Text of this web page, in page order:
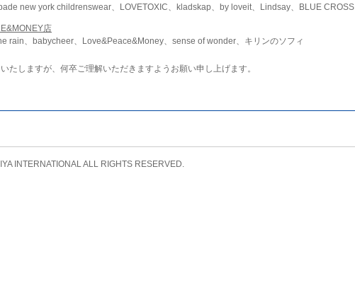
new york childrenswear、LOVETOXIC、kladskap、by loveit、Lindsay、BLUE CROSS
店
rain、babycheer、Love&Peace&Money、sense of wonder、キリンのソフィ
たしますが、何卒ご理解いただきますようお願い申し上げます。